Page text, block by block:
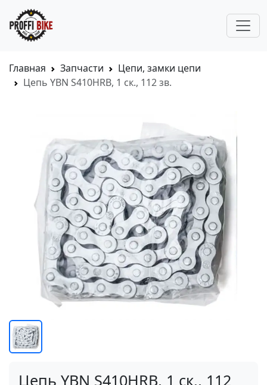
Главная Запчасти
Цепи, замки цепи
Цепь YBN S410HRB, 1 ск., 112 зв.
Цепь YBN S410HRB, 1 ск., 112